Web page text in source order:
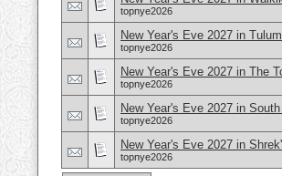
topnye2026
New Year's Eve 2027 in
topnye2026
New Year's Eve 2027 in The
topnye2026
New Year's Eve 2027 in
topnye2026
New Year's Eve 2027 in
topnye2026